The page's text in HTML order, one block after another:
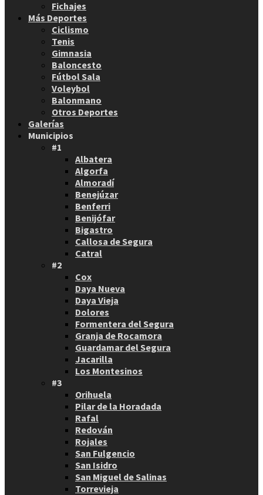
Fichajes
Más Deportes
Ciclismo
Tenis
Gimnasia
Baloncesto
Fútbol Sala
Voleybol
Balonmano
Otros Deportes
Galerías
Municipios
#1
Albatera
Algorfa
Almoradí
Benejúzar
Benferri
Benijófar
Bigastro
Callosa de Segura
Catral
#2
Cox
Daya Nueva
Daya Vieja
Dolores
Formentera del Segura
Granja de Rocamora
Guardamar del Segura
Jacarilla
Los Montesinos
#3
Orihuela
Pilar de la Horadada
Rafal
Redován
Rojales
San Fulgencio
San Isidro
San Miguel de Salinas
Torrevieja